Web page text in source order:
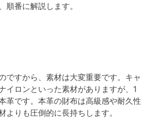
順番に解説します。
ですから、素材は大変重要です。キャ
イロンといった素材がありますが、1
革です。本革の財布は高級感や耐久性
よりも圧倒的に長持ちします。